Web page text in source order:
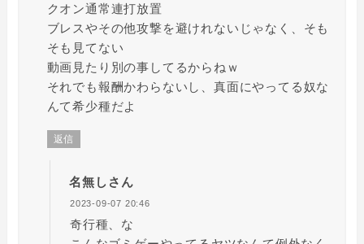
クオン通常連打放置
ブレスやその他攻撃を避けれないじゃなく、そも
そも見てない
動画見たり別の事してるからねｗ
それでも報酬かわらないし、真面にやってる奴な
んて希少種だよ
返信
名無しさん
2023-09-07 20:46
奇行種、な